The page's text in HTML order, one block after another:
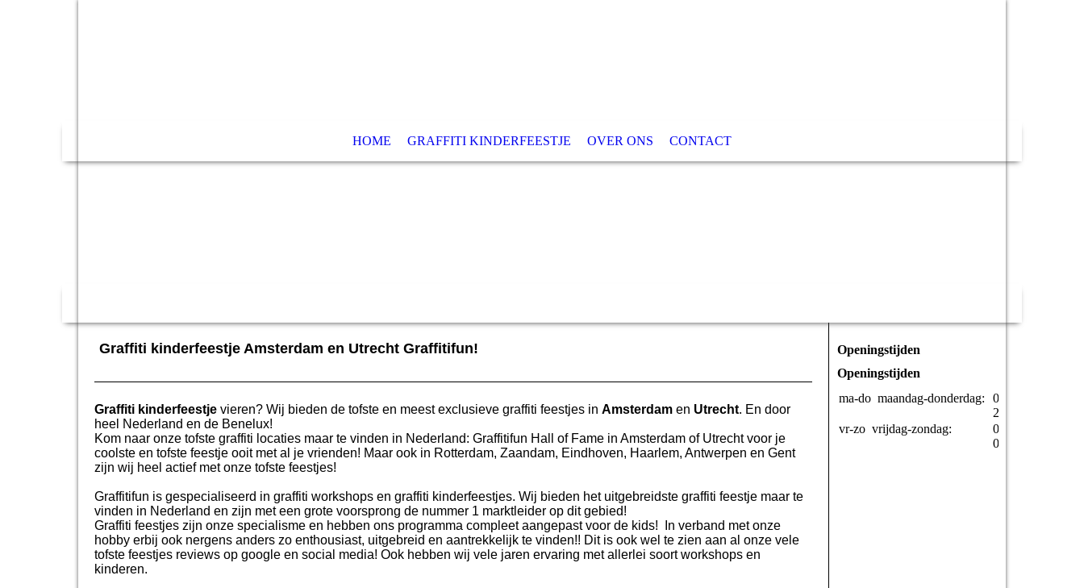
HOME GRAFFITI KINDERFEESTJE OVER ONS CONTACT
Graffiti kinderfeestje Amsterdam en Utrecht Graffitifun!
Graffiti kinderfeestje vieren? Wij bieden de tofste en meest exclusieve graffiti feestjes in Amsterdam en Utrecht. En door
heel Nederland en de Benelux!
Kom naar onze tofste graffiti locaties maar te vinden in Nederland: Graffitifun Hall of Fame in Amsterdam of Utrecht voor je
coolste en tofste feestje ooit met al je vrienden! Maar ook in Rotterdam, Zaandam, Eindhoven, Haarlem, Antwerpen en Gent
zijn wij heel actief met onze tofste feestjes!
Graffitifun is gespecialiseerd in graffiti workshops en graffiti kinderfeestjes. Wij bieden het uitgebreidste graffiti feestje maar te
vinden in Nederland en zijn met een grote voorsprong de nummer 1 marktleider op dit gebied!
Graffiti feestjes zijn onze specialisme en hebben ons programma compleet aangepast voor de kids! In verband met onze
hobby erbij ook nergens anders zo enthousiast, uitgebreid en aantrekkelijk te vinden!! Dit is ook wel te zien aan al onze vele
tofste feestjes reviews op google en social media! Ook hebben wij vele jaren ervaring met allerlei soort workshops en
kinderen.
Openingstijden
Openingstijden
ma-do maandag-donderdag:
07:00-
23:00
vr-zo vrijdag-zondag:
07:00-
01:00